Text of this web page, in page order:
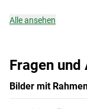
Fragen
Bilder mit
Alle ansehen